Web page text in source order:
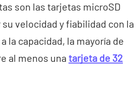
son las tarjetas microSD
velocidad y fiabilidad con la
la capacidad, la mayoría de
al menos una tarjeta de 32